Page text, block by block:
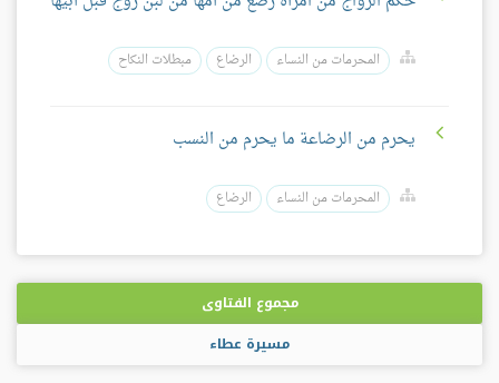
المحرمات من النساء الرضاع مبطلات النكاح
يحرم من الرضاعة ما يحرم من النسب
المحرمات من النساء الرضاع
مجموع الفتاوى
مسيرة عطاء